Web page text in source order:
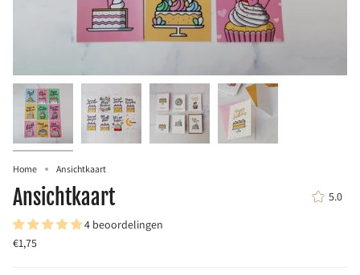
Home Ansichtkaart
Ansichtkaart
5.0
4 beoordelingen
€1,75